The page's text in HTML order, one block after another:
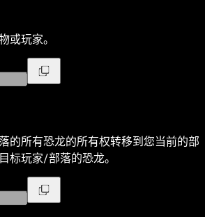
或玩家。
的所有恐龙的所有权转移到您当前的部
标玩家/部落的恐龙。